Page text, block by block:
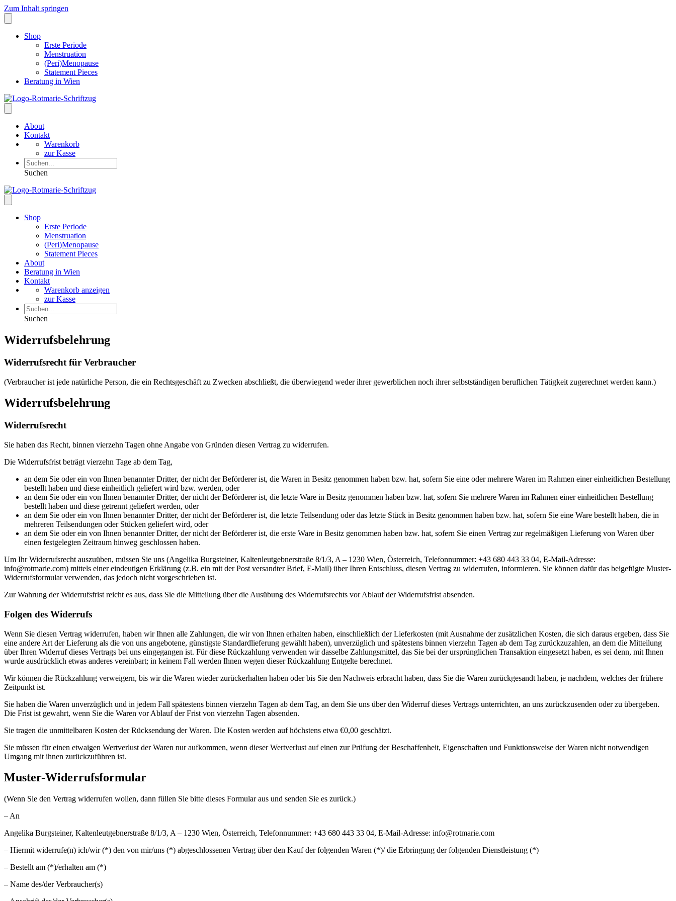
Zum Inhalt springen
Shop
Erste Periode
Menstruation
(Peri)Menopause
Statement Pieces
Beratung in Wien
About
Kontakt
Warenkorb
zur Kasse
Suchen
Shop
Erste Periode
Menstruation
(Peri)Menopause
Statement Pieces
About
Beratung in Wien
Kontakt
Warenkorb anzeigen
zur Kasse
Suchen
Widerrufsbelehrung
Widerrufsrecht für Verbraucher
(Verbraucher ist jede natürliche Person, die ein Rechtsgeschäft zu Zwecken abschließt, die überwiegend weder ihrer gewerblichen noch ihrer selbstständigen beruflichen Tätigkeit zugerechnet werden kann.)
Widerrufsbelehrung
Widerrufsrecht
Sie haben das Recht, binnen vierzehn Tagen ohne Angabe von Gründen diesen Vertrag zu widerrufen.
Die Widerrufsfrist beträgt vierzehn Tage ab dem Tag,
an dem Sie oder ein von Ihnen benannter Dritter, der nicht der Beförderer ist, die Waren in Besitz genommen haben bzw. hat, sofern Sie eine oder mehrere Waren im Rahmen einer einheitlichen Bestellung
bestellt haben und diese einheitlich geliefert wird bzw. werden, oder
an dem Sie oder ein von Ihnen benannter Dritter, der nicht der Beförderer ist, die letzte Ware in Besitz genommen haben bzw. hat, sofern Sie mehrere Waren im Rahmen einer einheitlichen Bestellung
bestellt haben und diese getrennt geliefert werden, oder
an dem Sie oder ein von Ihnen benannter Dritter, der nicht der Beförderer ist, die letzte Teilsendung oder das letzte Stück in Besitz genommen haben bzw. hat, sofern Sie eine Ware bestellt haben, die in
mehreren Teilsendungen oder Stücken geliefert wird, oder
an dem Sie oder ein von Ihnen benannter Dritter, der nicht der Beförderer ist, die erste Ware in Besitz genommen haben bzw. hat, sofern Sie einen Vertrag zur regelmäßigen Lieferung von Waren über
einen festgelegten Zeitraum hinweg geschlossen haben.
Um Ihr Widerrufsrecht auszuüben, müssen Sie uns (Angelika Burgsteiner, Kaltenleutgebnerstraße 8/1/3, A – 1230 Wien, Österreich, Telefonnummer: +43 680 443 33 04, E-Mail-Adresse:
info@rotmarie.com) mittels einer eindeutigen Erklärung (z.B. ein mit der Post versandter Brief, E-Mail) über Ihren Entschluss, diesen Vertrag zu widerrufen, informieren. Sie können dafür das beigefügte Muster-
Widerrufsformular verwenden, das jedoch nicht vorgeschrieben ist.
Zur Wahrung der Widerrufsfrist reicht es aus, dass Sie die Mitteilung über die Ausübung des Widerrufsrechts vor Ablauf der Widerrufsfrist absenden.
Folgen des Widerrufs
Wenn Sie diesen Vertrag widerrufen, haben wir Ihnen alle Zahlungen, die wir von Ihnen erhalten haben, einschließlich der Lieferkosten (mit Ausnahme der zusätzlichen Kosten, die sich daraus ergeben, dass Sie
eine andere Art der Lieferung als die von uns angebotene, günstigste Standardlieferung gewählt haben), unverzüglich und spätestens binnen vierzehn Tagen ab dem Tag zurückzuzahlen, an dem die Mitteilung
über Ihren Widerruf dieses Vertrags bei uns eingegangen ist. Für diese Rückzahlung verwenden wir dasselbe Zahlungsmittel, das Sie bei der ursprünglichen Transaktion eingesetzt haben, es sei denn, mit Ihnen
wurde ausdrücklich etwas anderes vereinbart; in keinem Fall werden Ihnen wegen dieser Rückzahlung Entgelte berechnet.
Wir können die Rückzahlung verweigern, bis wir die Waren wieder zurückerhalten haben oder bis Sie den Nachweis erbracht haben, dass Sie die Waren zurückgesandt haben, je nachdem, welches der frühere
Zeitpunkt ist.
Sie haben die Waren unverzüglich und in jedem Fall spätestens binnen vierzehn Tagen ab dem Tag, an dem Sie uns über den Widerruf dieses Vertrags unterrichten, an uns zurückzusenden oder zu übergeben.
Die Frist ist gewahrt, wenn Sie die Waren vor Ablauf der Frist von vierzehn Tagen absenden.
Sie tragen die unmittelbaren Kosten der Rücksendung der Waren. Die Kosten werden auf höchstens etwa €0,00 geschätzt.
Sie müssen für einen etwaigen Wertverlust der Waren nur aufkommen, wenn dieser Wertverlust auf einen zur Prüfung der Beschaffenheit, Eigenschaften und Funktionsweise der Waren nicht notwendigen
Umgang mit ihnen zurückzuführen ist.
Muster-Widerrufsformular
(Wenn Sie den Vertrag widerrufen wollen, dann füllen Sie bitte dieses Formular aus und senden Sie es zurück.)
– An
Angelika Burgsteiner, Kaltenleutgebnerstraße 8/1/3, A – 1230 Wien, Österreich, Telefonnummer: +43 680 443 33 04, E-Mail-Adresse: info@rotmarie.com
– Hiermit widerrufe(n) ich/wir (*) den von mir/uns (*) abgeschlossenen Vertrag über den Kauf der folgenden Waren (*)/ die Erbringung der folgenden Dienstleistung (*)
– Bestellt am (*)/erhalten am (*)
– Name des/der Verbraucher(s)